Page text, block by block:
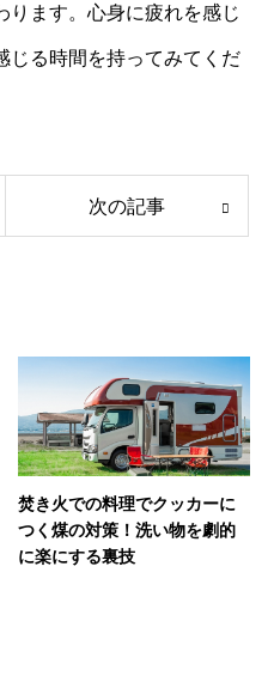
ります。心身に疲れを感じ
じる時間を持ってみてくだ
次の記事
焚き火での料理でクッカーに
つく煤の対策！洗い物を劇的
に楽にする裏技